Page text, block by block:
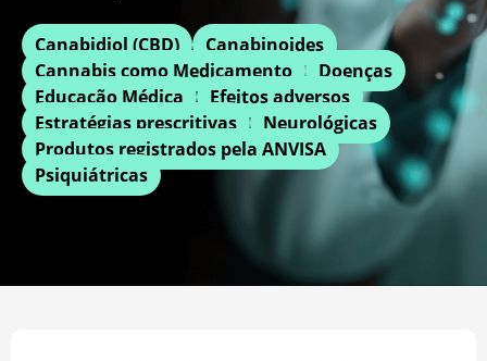
Canabidiol (CBD)
Canabinoides
Cannabis como Medicamento
Doenças
Educação Médica
Efeitos adversos
Estratégias prescritivas
Neurológicas
Produtos registrados pela ANVISA
Psiquiátricas